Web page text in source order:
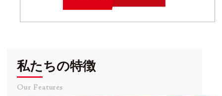
私たちの特徴
Our Features